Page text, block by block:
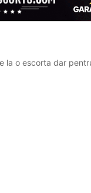
la o escorta dar